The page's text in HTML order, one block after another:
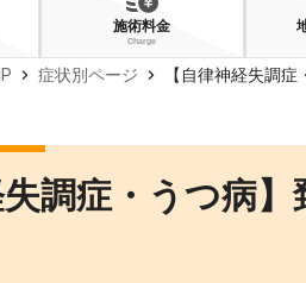
施術料金
Charge
chevron_right 症状別ページ chevron_right 【自律神経失調
失調症・うつ病